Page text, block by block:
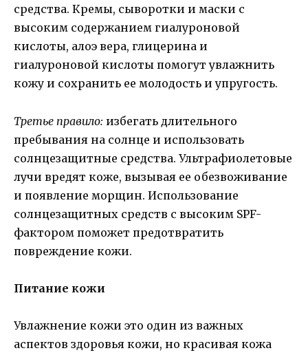
средства. Кремы, сыворотки и маски с
высоким содержанием гиалуроновой
кислоты, алоэ вера, глицерина и
гиалуроновой кислоты помогут увлажнить
кожу и сохранить ее молодость и упругость.
Третье правило: избегать длительного
пребывания на солнце и использовать
солнцезащитные средства. Ультрафиолетовые
лучи вредят коже, вызывая ее обезвоживание
и появление морщин. Использование
солнцезащитных средств с высоким SPF-
фактором поможет предотвратить
повреждение кожи.
Питание кожи
Увлажнение кожи это один из важных
аспектов здоровья кожи, но красивая кожа